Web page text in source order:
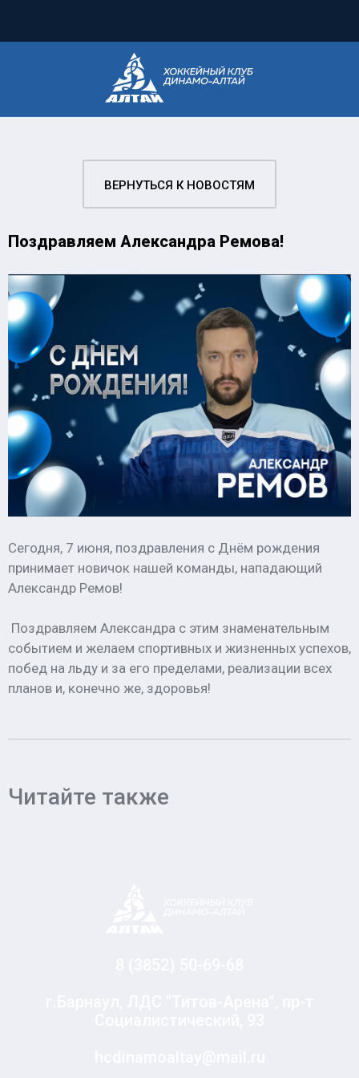
ВЕРНУТЬСЯ К НОВОСТЯМ
Поздравляем Александра Ремова!
Сегодня, 7 июня, поздравления с Днём рождения
принимает новичок нашей команды, нападающий
Александр Ремов!
Поздравляем Александра с этим знаменательным
событием и желаем спортивных и жизненных успехов,
побед на льду и за его пределами, реализации всех
планов и, конечно же, здоровья!
Читайте также